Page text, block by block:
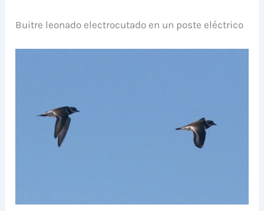
Buitre leonado electrocutado en un poste eléctrico